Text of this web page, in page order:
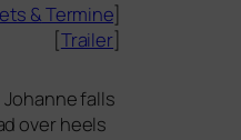
&Termine]
[Trailer]
Johanne falls
over heels